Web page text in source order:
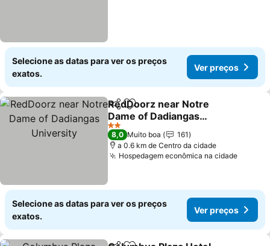
Selecione as datas para ver os preços
exatos.
Ver preços
PartilharAdicionar aos favoritos
RedDoorz near Notre
Dame of Dadiangas
University
2 Estrelas
8,0 Muito boa
161
a 0.6 km de Centro da cidade
Hospedagem econômica na cidade
Selecione as datas para ver os preços
exatos.
Ver preços